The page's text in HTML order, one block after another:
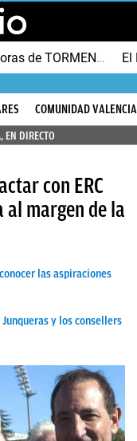
La AEMET avisa de 48 horas de TORMENTAS y GRANIZO
COMUNIDAD
EN DIRECTO
con ERC
al margen de la
las aspiraciones
y los consellers